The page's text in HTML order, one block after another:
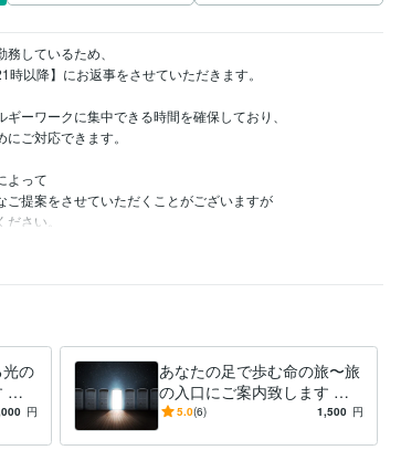
しているため、
時以降】にお返事をさせていただきます。
ーワークに集中できる時間を確保しており、
ご対応できます。
よって
ご提案をさせていただくことがございますが
さい。
エネルギーワーク
リング スピリチュアル エネルギーワーク
魂の目覚め
己理解 感性の目覚め 光へ還る旅 癒しの時間
の
ほ
あ
円
あなたの足で歩む命の旅〜旅
の入口にご案内致します 命
のエネルギー、見つけるお手
5.0(6) 1,500 円